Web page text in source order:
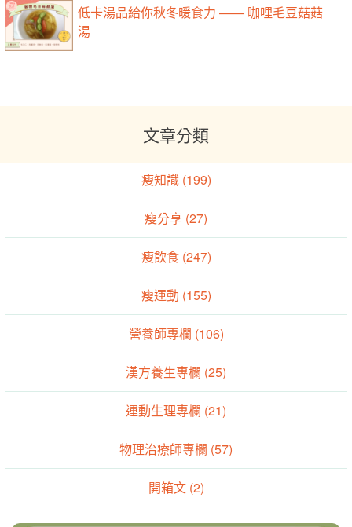
低卡湯品給你秋冬暖食力 —— 咖哩毛豆菇菇
湯
文章分類
瘦知識 (199)
瘦分享 (27)
瘦飲食 (247)
瘦運動 (155)
營養師專欄 (106)
漢方養生專欄 (25)
運動生理專欄 (21)
物理治療師專欄 (57)
開箱文 (2)